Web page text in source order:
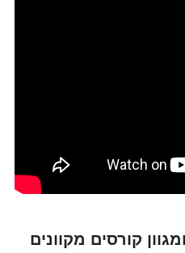
קורסים מקוונים